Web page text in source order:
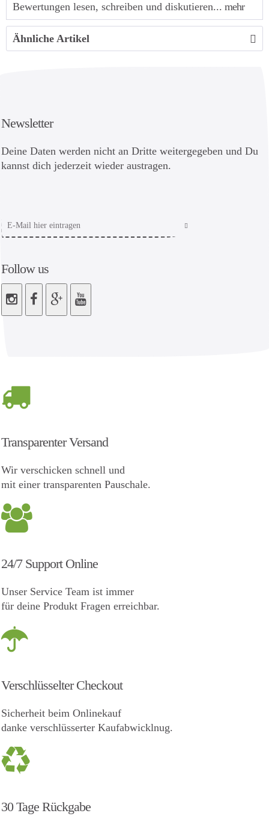
Bewertungen lesen, schreiben und diskutieren... mehr
Ähnliche Artikel
Newsletter
Deine Daten werden nicht an Dritte weitergegeben und Du
kannst dich jederzeit wieder austragen.
Follow us
Transparenter Versand
Wir verschicken schnell und
mit einer transparenten Pauschale.
24/7 Support Online
Unser Service Team ist immer
für deine Produkt Fragen erreichbar.
Verschlüsselter Checkout
Sicherheit beim Onlinekauf
danke verschlüsserter Kaufabwicklnug.
30 Tage Rückgabe